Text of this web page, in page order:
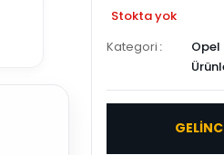
Stokta yok
Kategori